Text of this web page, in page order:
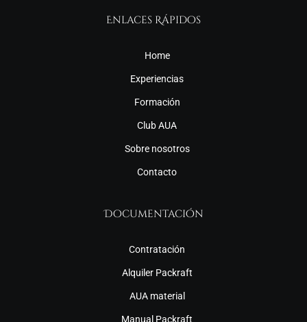
Enlaces Rápidos
Home
Experiencias
Formación
Club AUA
Sobre nosotros
Contacto
Documentación
Contratación
Alquiler Packraft
AUA material
Manual Packraft